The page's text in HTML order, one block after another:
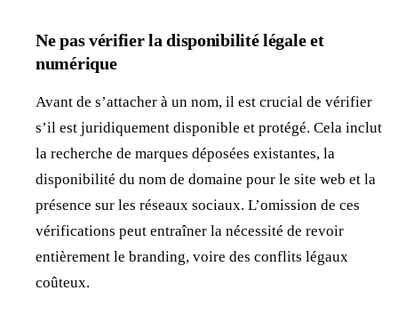
Ne pas vérifier la disponibilité légale et
numérique
Avant de s’attacher à un nom, il est crucial de vérifier
s’il est juridiquement disponible et protégé. Cela inclut
la recherche de marques déposées existantes, la
disponibilité du nom de domaine pour le site web et la
présence sur les réseaux sociaux. L’omission de ces
vérifications peut entraîner la nécessité de revoir
entièrement le branding, voire des conflits légaux
coûteux.